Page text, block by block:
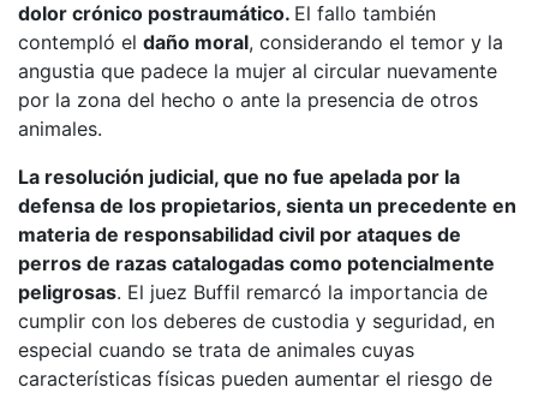
dolor crónico postraumático. El fallo también
contempló el daño moral, considerando el temor y la
angustia que padece la mujer al circular nuevamente
por la zona del hecho o ante la presencia de otros
animales.
La resolución judicial, que no fue apelada por la
defensa de los propietarios, sienta un precedente en
materia de responsabilidad civil por ataques de
perros de razas catalogadas como potencialmente
peligrosas. El juez Buffil remarcó la importancia de
cumplir con los deberes de custodia y seguridad, en
especial cuando se trata de animales cuyas
características físicas pueden aumentar el riesgo de